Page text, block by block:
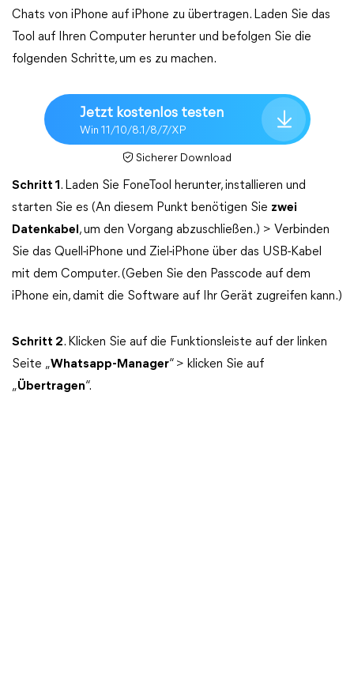
Chats von iPhone auf iPhone zu übertragen. Laden Sie das
Tool auf Ihren Computer herunter und befolgen Sie die
folgenden Schritte, um es zu machen.
Jetzt kostenlos testen
Win 11/10/8.1/8/7/XP
Sicherer Download
Schritt 1 . Laden Sie FoneTool herunter, installieren und
starten Sie es (An diesem Punkt benötigen Sie zwei
Datenkabel , um den Vorgang abzuschließen.) > Verbinden
Sie das Quell-iPhone und Ziel-iPhone über das USB-Kabel
mit dem Computer. (Geben Sie den Passcode auf dem
iPhone ein, damit die Software auf Ihr Gerät zugreifen kann.)
Schritt 2. Klicken Sie auf die Funktionsleiste auf der linken
Seite „Whatsapp-Manager“ > klicken Sie auf
„Übertragen“.